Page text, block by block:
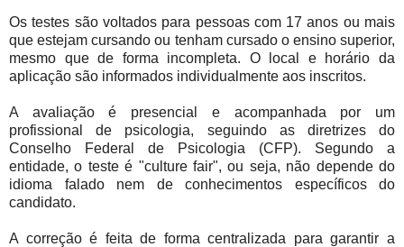
Os testes são voltados para pessoas com 17 anos ou mais
que estejam cursando ou tenham cursado o ensino superior,
mesmo que de forma incompleta. O local e horário da
aplicação são informados individualmente aos inscritos.
A avaliação é presencial e acompanhada por um
profissional de psicologia, seguindo as diretrizes do
Conselho Federal de Psicologia (CFP). Segundo a
entidade, o teste é "culture fair", ou seja, não depende do
idioma falado nem de conhecimentos específicos do
candidato.
A correção é feita de forma centralizada para garantir a